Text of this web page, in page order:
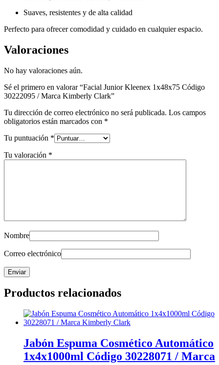
Suaves, resistentes y de alta calidad
Perfecto para ofrecer comodidad y cuidado en cualquier espacio.
Valoraciones
No hay valoraciones aún.
Sé el primero en valorar “Facial Junior Kleenex 1x48x75 Código
30222095 / Marca Kimberly Clark”
Tu dirección de correo electrónico no será publicada. Los campos
obligatorios están marcados con *
Tu puntuación *
Tu valoración *
Nombre
Correo electrónico
Productos relacionados
Jabón Espuma Cosmético Automático
1x4x1000ml Código 30228071 / Marca